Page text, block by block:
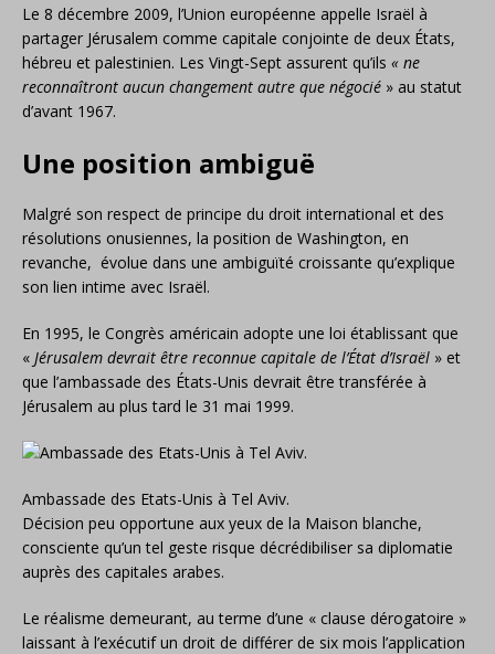
Le 8 décembre 2009, l’Union européenne appelle Israël à
partager Jérusalem comme capitale conjointe de deux États,
hébreu et palestinien. Les Vingt-Sept assurent qu’ils « ne
reconnaîtront aucun changement autre que négocié » au statut
d’avant 1967.
Une position ambiguë
Malgré son respect de principe du droit international et des
résolutions onusiennes, la position de Washington, en
revanche, évolue dans une ambiguïté croissante qu’explique
son lien intime avec Israël.
En 1995, le Congrès américain adopte une loi établissant que
« Jérusalem devrait être reconnue capitale de l’État d’Israël » et
que l’ambassade des États-Unis devrait être transférée à
Jérusalem au plus tard le 31 mai 1999.
Ambassade des Etats-Unis à Tel Aviv.
Décision peu opportune aux yeux de la Maison blanche,
consciente qu’un tel geste risque décrédibiliser sa diplomatie
auprès des capitales arabes.
Le réalisme demeurant, au terme d’une « clause dérogatoire »
laissant à l’exécutif un droit de différer de six mois l’application